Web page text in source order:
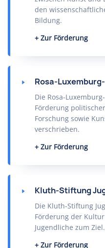
den
Bildung.
Zur Förderung
Rosa-
Die Rosa-
Förderung
Forschung sowie
verschrieben.
Zur Förderung
Kluth-Stiftung
Die Kluth-Stiftung
Förderung der
Jugendliche zum Ziel.
Zur Förderung